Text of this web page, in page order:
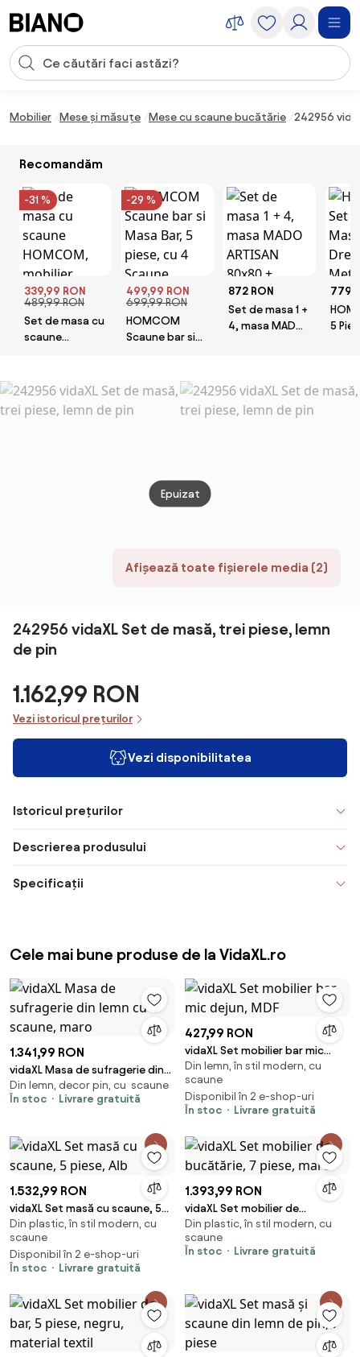
Introducerea căutării
Mobilier Mese și măsuțe Mese cu scaune bucătărie 242956
Recomandăm
-31 %
339,99 RON
489,99 RON
Set de masa cu
scaune
bucatarie |
-29 %
499,99 RON
699,99 RON
HOMCOM
Scaune bar si
Scaune
Economie de
Bucătărie |
Aosom Romania
872 RON
Set de masa 1 +
4, masa MADO
5
Afișează toate fișierele media (2)
Epuizat
242956 vidaXL Set de masă, trei piese, lemn
de pin
1.162,99 RON
Vezi istoricul prețurilor
Vezi disponibilitatea
Istoricul prețurilor
Descrierea produsului
Specificații
Cele mai bune produse de la VidaXL.ro
1.341,99 RON
vidaXL Masa de sufragerie din
lemn cu 4 scaune, maro
Din lemn, decor pin, cu scaune
În stoc
Livrare gratuită
427,99 RON
vidaXL Set mobilier bar mic
dejun, MDF
Din lemn, în stil modern, cu
scaune
Disponibil în 2 e-shop-uri
În stoc
Livrare gratuită
1.532,99 RON
vidaXL Set masă cu scaune, 5
piese, Alb
Din plastic, în stil modern, cu
scaune
Disponibil în 2 e-shop-uri
În stoc
Livrare gratuită
1.393,99 RON
vidaXL Set mobilier de
bucătărie, 7 piese, maro
Din plastic, în stil modern, cu
scaune
În stoc
Livrare gratuită